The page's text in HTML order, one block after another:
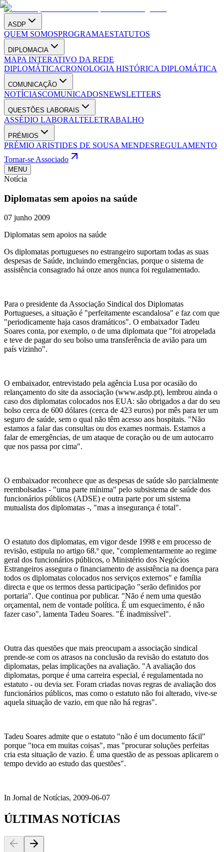
ASDP
QUEM SOMOSPROGRAMAESTATUTOS
DIPLOMACIA
MAPA INTERATIVO DA REDE
DIPLOMÁTICACRONOLOGIA HISTÓRICA DIPLOMÁTICA
COMUNICAÇÃO
NOTÍCIASCOMUNICADOSNEWSLETTERS
QUESTÕES LABORAIS
ASSÉDIO LABORALTELETRABALHO
PRÉMIOS
PRÉMIO ARISTIDES DE SOUSA MENDESREGULAMENTO
Tornar-se Associado
MENU
Notícia
Diplomatas sem apoios na saúde
07 junho 2009
Diplomatas sem apoios na saúde
Os diplomatas portugueses no estrangeiro suportam todas as suas
despesas de Saúde, incluindo emergências, porque o sistema de
assistência consagrado há onze anos nunca foi regulamentado.
Para o presidente da Associação Sindical dos Diplomatas
Portugueses, a situação é "perfeitamente escandalosa" e faz com que
"periodicamente haja casos dramáticos". O embaixador Tadeu
Soares conta, por exemplo, o de uma diplomata que "foi atropelada
e teve de pagar do seu bolso uma transferência de avião para um
país vizinho".
O embaixador, entrevistado pela agência Lusa por ocasião do
relançamento do site da associação (www.asdp.pt), lembrou ainda o
caso dos diplomatas colocados nos EUA: são obrigados a dar do seu
bolso cerca de 600 dólares (cerca de 423 euros) por mês para ter um
seguro de saúde, sem o qual não têm acesso aos hospitais. "Não
estamos a falar das consultas ou dos exames normais. Estamos a
falar de emergências, de um ataque de coração ou de um autocarro
que nos passa por cima".
O embaixador reconhece que as despesas de saúde são parcialmente
reembolsadas - "uma parte mínima" pelo subsistema de saúde dos
funcionários públicos (ADSE) e outra parte por um sistema
mutualista dos diplomatas -, "mas a insegurança é total".
O estatuto dos diplomatas, em vigor desde 1998 e em processo de
revisão, estipula no artigo 68.º que, "complementarmente ao regime
geral dos funcionários públicos, o Ministério dos Negócios
Estrangeiros assegura o financiamento de assistência na doença para
todos os diplomatas colocados nos serviços externos" e família
directa e que os termos dessa participação "serão definidos por
portaria". Que continua por publicar. "Não é nem uma questão
orçamental, nem de vontade política. É um esquecimento, é não
fazer caso", lamenta Tadeu Soares. "É inadmissível".
Outra das questões que mais preocupam a associação sindical
prende-se com os atrasos na conclusão da revisão do estatuto dos
diplomatas, pelas implicações na avaliação. "A avaliação dos
diplomatas, porque é uma carreira especial, é regulamentada no
estatuto - ou devia ser. Foram criadas novas regras de avaliação dos
funcionários públicos, mas como o estatuto não foi alterado, vive-se
aquela situação de vazio, em que não há regras".
Tadeu Soares admite que o estatuto "não é um documento fácil"
porque "toca em muitas coisas", mas "procurar soluções perfeitas
cria esta situação de vazio. É uma questão de as pessoas aplicarem o
tempo devido ao estudo das questões".
In Jornal de Notícias, 2009-06-07
ÚLTIMAS NOTÍCIAS